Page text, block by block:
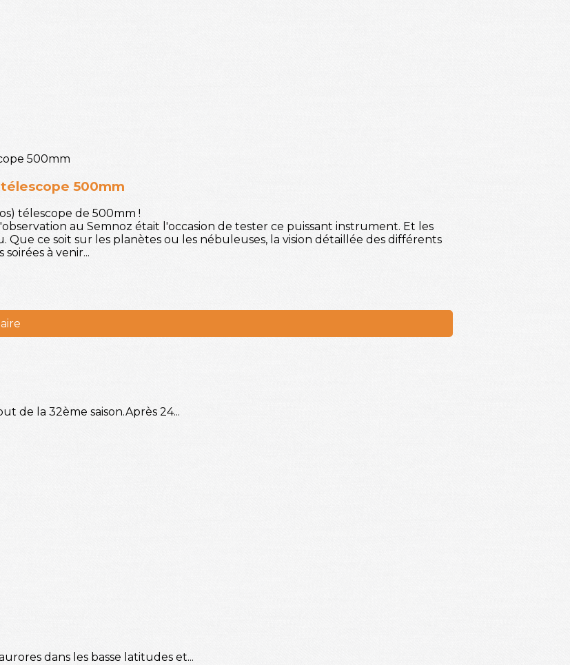
500mm
télescope de 500mm !
au Semnoz était l'occasion de tester ce puissant instrument. Et les
Que ce soit sur les planètes ou les nébuleuses, la vision détaillée des différents
à venir...
de la 32ème saison.Après 24...
dans les basse latitudes et...